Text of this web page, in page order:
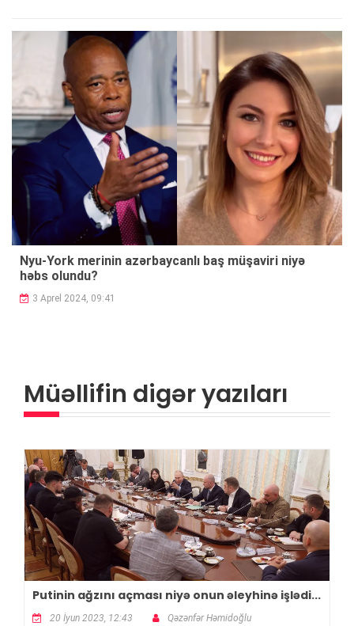
Nyu-York merinin azərbaycanlı baş müşaviri niyə
həbs olundu?
3 Aprel 2024, 09:41
Müəllifin digər yazıları
Putinin ağzını açması niyə onun əleyhinə işlədi...
20 İyun 2023, 12:43 Qəzənfər Həmidoğlu